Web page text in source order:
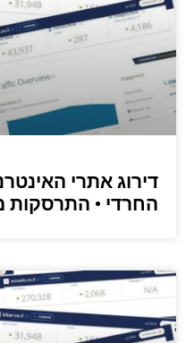
דירוג אתרי
החרדי •